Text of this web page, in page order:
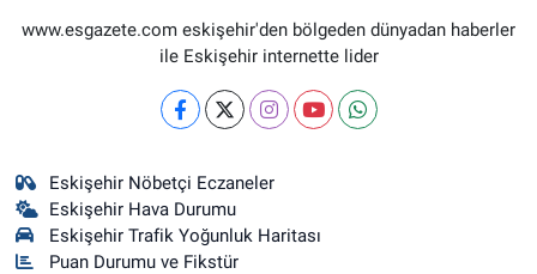
www.esgazete.com eskişehir'den bölgeden dünyadan haberler
ile Eskişehir internette lider
Eskişehir Nöbetçi Eczaneler
Eskişehir Hava Durumu
Eskişehir Trafik Yoğunluk Haritası
Puan Durumu ve Fikstür